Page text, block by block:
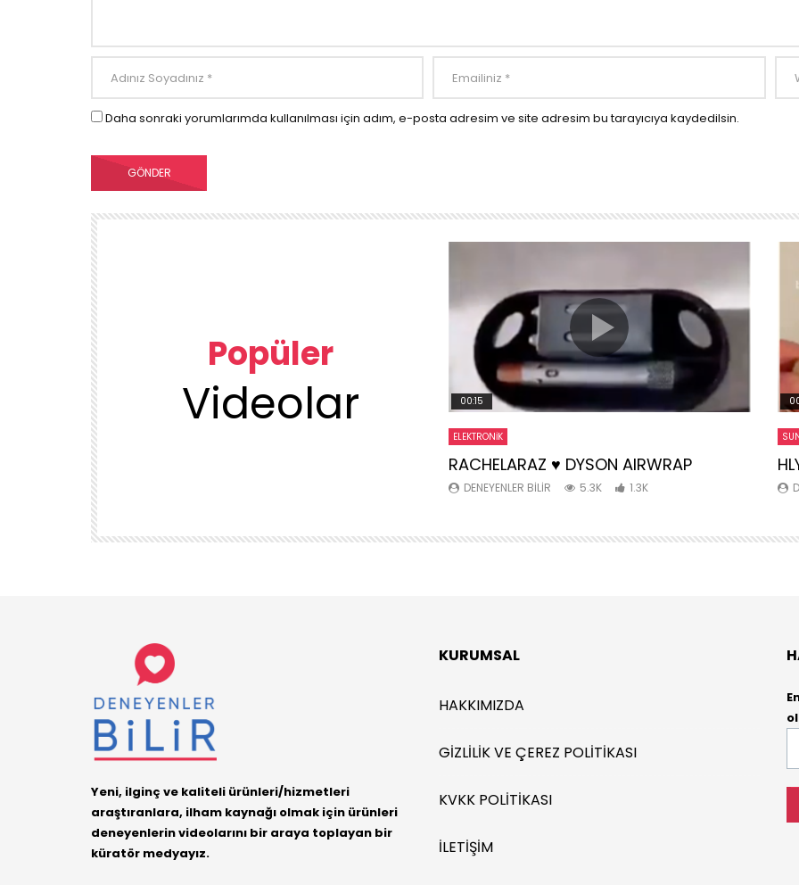
Daha sonraki yorumlarımda kullanılması için adım, e-posta adresim ve site adresim bu tarayıcıya kaydedilsin.
Popüler
Videolar 00:15
ELEKTRONIK
RACHELARAZ ♥️ DYSON AIRWRAP
DENEYENLER BILIR 5.3K 1.3K
Yeni, ilginç ve kaliteli ürünleri/hizmetleri
araştıranlara, ilham kaynağı olmak için ürünleri
deneyenlerin videolarını bir araya toplayan bir
küratör medyayız.
KURUMSAL
HAKKIMIZDA
GIZLILIK VE ÇEREZ POLITIKASI
KVKK POLITIKASI
İLETIŞIM